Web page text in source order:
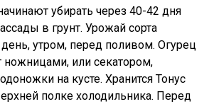
убирать через 40-42 дня
в грунт. Урожай сорта
утром, перед поливом. Огурец
ножницами, или секатором,
на кусте. Хранится Тонус
полке холодильника. Перед